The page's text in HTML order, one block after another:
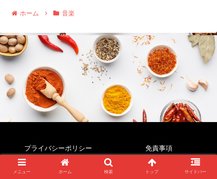
ホーム 音楽
プライバシーポリシー 免責事項
© 2022 すぱいすじゃんき～.
メニュー ホーム 検索 トップ サイドバー